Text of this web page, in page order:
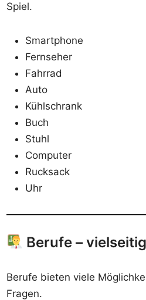
Spiel.
Smartphone
Fernseher
Fahrrad
Auto
Kühlschrank
Buch
Stuhl
Computer
Rucksack
Uhr
Berufe –
Berufe bieten viele
Fragen.